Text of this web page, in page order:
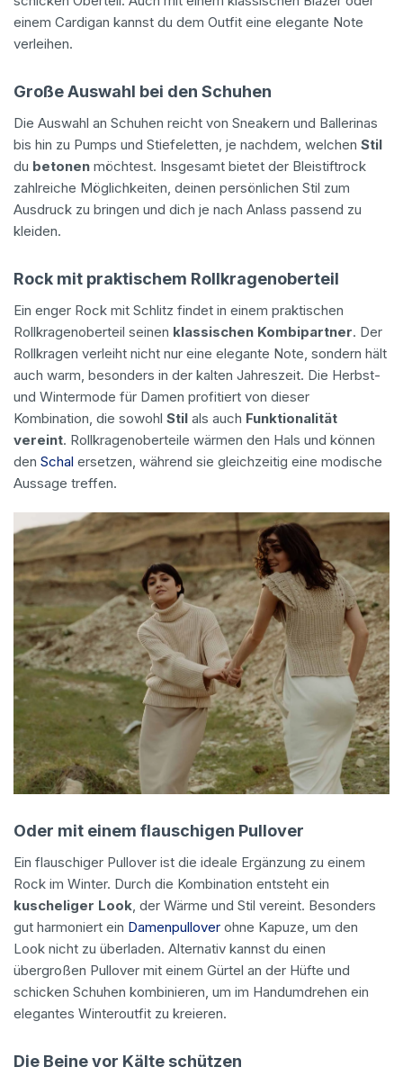
einem Cardigan kannst du dem Outfit eine elegante Note
verleihen.
Große Auswahl bei den Schuhen
Die Auswahl an Schuhen reicht von Sneakern und Ballerinas
bis hin zu Pumps und Stiefeletten, je nachdem, welchen Stil
du betonen möchtest. Insgesamt bietet der Bleistiftrock
zahlreiche Möglichkeiten, deinen persönlichen Stil zum
Ausdruck zu bringen und dich je nach Anlass passend zu
kleiden.
Rock mit praktischem Rollkragenoberteil
Ein enger Rock mit Schlitz findet in einem praktischen
Rollkragenoberteil seinen klassischen Kombipartner. Der
Rollkragen verleiht nicht nur eine elegante Note, sondern hält
auch warm, besonders in der kalten Jahreszeit. Die Herbst-
und Wintermode für Damen profitiert von dieser
Kombination, die sowohl Stil als auch Funktionalität
vereint. Rollkragenoberteile wärmen den Hals und können
den Schal ersetzen, während sie gleichzeitig eine modische
Aussage treffen.
Oder mit einem flauschigen Pullover
Ein flauschiger Pullover ist die ideale Ergänzung zu einem
Rock im Winter. Durch die Kombination entsteht ein
kuscheliger Look, der Wärme und Stil vereint. Besonders
gut harmoniert ein Damenpullover ohne Kapuze, um den
Look nicht zu überladen. Alternativ kannst du einen
übergroßen Pullover mit einem Gürtel an der Hüfte und
schicken Schuhen kombinieren, um im Handumdrehen ein
elegantes Winteroutfit zu kreieren.
Die Beine vor Kälte schützen